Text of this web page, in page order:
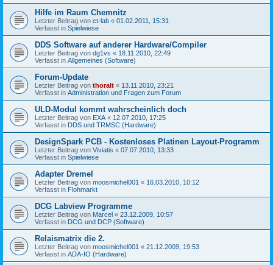
Hilfe im Raum Chemnitz
Letzter Beitrag von ct-lab « 01.02.2011, 15:31
Verfasst in Spielwiese
DDS Software auf anderer Hardware/Compiler
Letzter Beitrag von dg1vs « 18.11.2010, 22:49
Verfasst in Allgemeines (Software)
Forum-Update
Letzter Beitrag von thoralt « 13.11.2010, 23:21
Verfasst in Administration und Fragen zum Forum
ULD-Modul kommt wahrscheinlich doch
Letzter Beitrag von EXA « 12.07.2010, 17:25
Verfasst in DDS und TRMSC (Hardware)
DesignSpark PCB - Kostenloses Platinen Layout-Programm
Letzter Beitrag von Viviatis « 07.07.2010, 13:33
Verfasst in Spielwiese
Adapter Dremel
Letzter Beitrag von moosmichel001 « 16.03.2010, 10:12
Verfasst in Flohmarkt
DCG Labview Programme
Letzter Beitrag von Marcel « 23.12.2009, 10:57
Verfasst in DCG und DCP (Software)
Relaismatrix die 2.
Letzter Beitrag von moosmichel001 « 21.12.2009, 19:53
Verfasst in ADA-IO (Hardware)